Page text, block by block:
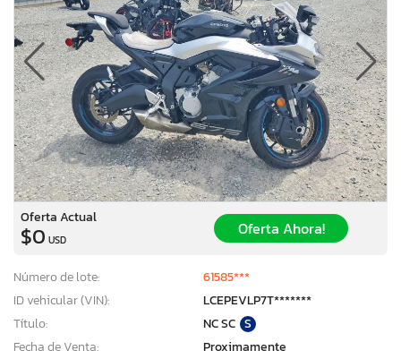
Oferta Actual
$0 USD
Oferta Ahora!
Número de lote:
61585***
ID vehicular (VIN):
LCEPEVLP7T*******
Título:
NC SC S
Fecha de Venta:
Proximamente